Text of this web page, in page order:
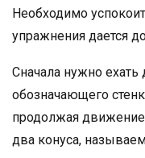
Необходимо
упражнения дается
Сначала нужно ехать
обозначающего
продолжая
два конуса,